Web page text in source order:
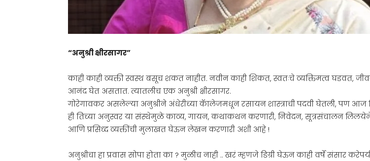
“अनुश्री क्षीरसागर”
काही काही व्यक्ती स्वस्थ बसूच शकत नाहीत. नवीन काही शिकत, स्वतःचे व्यक्तिमत्व घडवत,
आनंद घेत असतात. त्यातलीच एक अनुश्री क्षीरसागर.
गोरेगावकर असलेल्या अनुश्रीने अंधेरीच्या कॅालेजमधून रसायन शास्त्राची पदवी घेतली, पण
ही तिच्या अनुस्वर या संस्थेमुळे काव्य, गायन, कथाकथन करणारी, निवेदन, सूत्रसंचालन
आणि प्रसिध्द व्यक्तींची मुलाखत घेऊन लेखन करणारी अशी आहे !
अनुश्रीचा हा प्रवास सोपा होता का ? मुळीच नाही .. खरं म्हणजे डिग्री घेऊन काही वर्षे संसार